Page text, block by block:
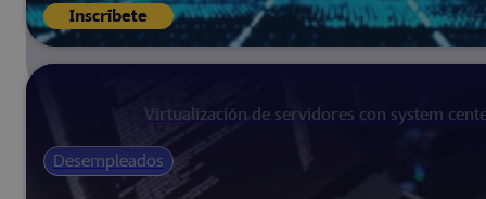
Inscríbete
Virtualización de servidores con system
Desempleados